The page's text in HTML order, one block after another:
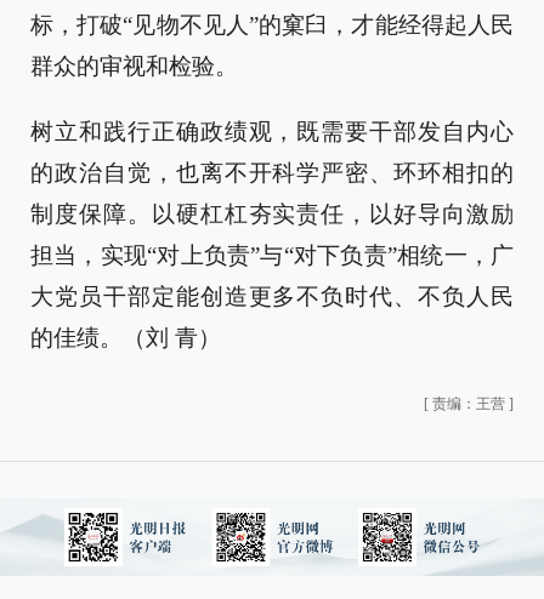
标，打破“见物不见人”的窠臼，才能经得起人民
群众的审视和检验。
树立和践行正确政绩观，既需要干部发自内心
的政治自觉，也离不开科学严密、环环相扣的
制度保障。以硬杠杠夯实责任，以好导向激励
担当，实现“对上负责”与“对下负责”相统一，广
大党员干部定能创造更多不负时代、不负人民
的佳绩。（刘 青）
[ 责编：王营 ]